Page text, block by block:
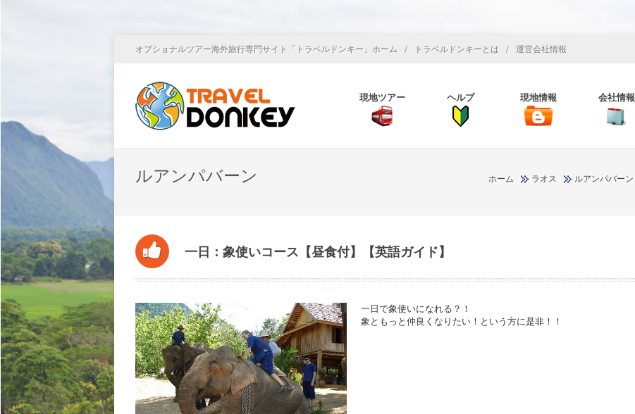
オプショナルツアー海外旅行専門サイト「トラベルドンキー」ホーム / トラベルドンキーとは / 運営会社情報
現地ツアー ヘルプ 現地情報 会社情報
ルアンパバーン ホーム ラオス ルアンパバーン
一日：象使いコース【昼食付】【英語ガイド】
一日で象使いになれる？！
象ともっと仲良くなりたい！という方に是非！！